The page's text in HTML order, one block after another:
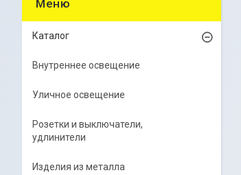
Каталог
Внутреннее освещение
Уличное освещение
Розетки и выключатели,
удлинители
Изделия из металла